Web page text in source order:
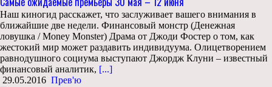
Наш киногид расскажет, что заслуживает вашего внимания в
ближайшие две недели. Финансовый монстр (Денежная
ловушка / Money Monster) Драма от Джоди Фостер о том, как
жестокий мир может раздавить индивидуума. Олицетворением
равнодушного социума выступают Джордж Клуни – известный
финансовый аналитик, [...]
29.05.2016 Прев'ю